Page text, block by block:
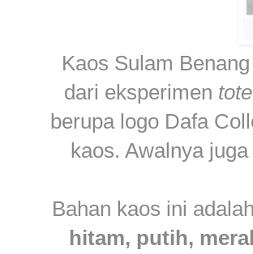
Kaos Sulam
dari eksperimen
berupa logo Dafa
kaos. Awalnya
Bahan kaos ini adalah
hitam, putih,